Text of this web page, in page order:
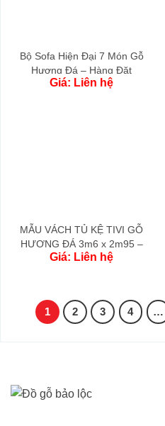
Bộ Sofa Hiện Đại 7 Món Gỗ
Hương Đá – Hàng Đặt
Riêng
Giá: Liên hệ
MẪU VÁCH TỦ KỆ TIVI GỖ
HƯƠNG ĐÁ 3m6 x 2m95 –
HÀNG ĐẶT RIÊNG
Giá: Liên hệ
1 2 3 4 …